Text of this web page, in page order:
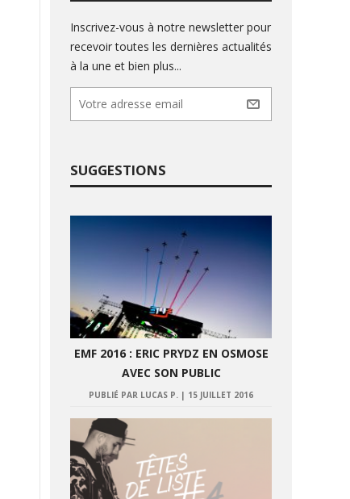
Inscrivez-vous à notre newsletter pour
recevoir toutes les dernières actualités
à la une et bien plus...
SUGGESTIONS
EMF 2016 : ERIC PRYDZ EN OSMOSE
AVEC SON PUBLIC
PUBLIÉ PAR LUCAS P. | 15 JUILLET 2016